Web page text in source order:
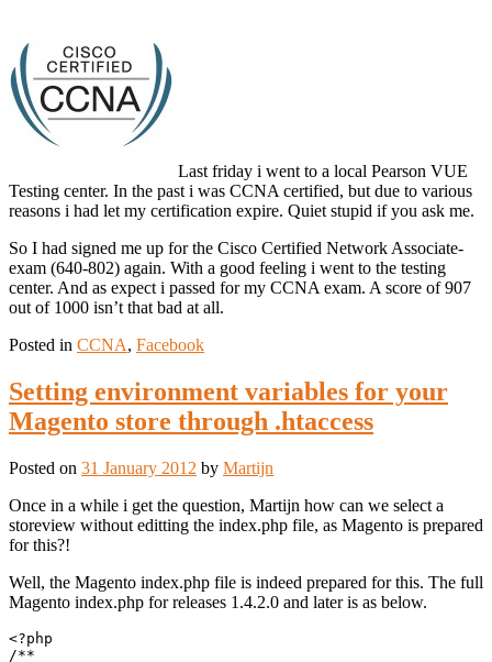
Last friday i went to a local Pearson VUE
Testing center. In the past i was CCNA certified, but due to various
reasons i had let my certification expire. Quiet stupid if you ask me.
So I had signed me up for the Cisco Certified Network Associate-
exam (640-802) again. With a good feeling i went to the testing
center. And as expect i passed for my CCNA exam. A score of 907
out of 1000 isn’t that bad at all.
Posted in CCNA, Facebook
Setting environment variables for your
Magento store through .htaccess
Posted on 31 January 2012 by Martijn
Once in a while i get the question, Martijn how can we select a
storeview without editting the index.php file, as Magento is prepared
for this?!
Well, the Magento index.php file is indeed prepared for this. The full
Magento index.php for releases 1.4.2.0 and later is as below.
<?php
/**